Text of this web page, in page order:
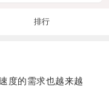
排行
的需求也越来越